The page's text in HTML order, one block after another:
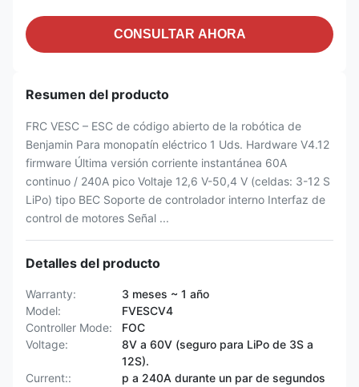
CONSULTAR AHORA
Resumen del producto
FRC VESC – ESC de código abierto de la robótica de
Benjamin Para monopatín eléctrico 1 Uds. Hardware V4.12
firmware Última versión corriente instantánea 60A
continuo / 240A pico Voltaje 12,6 V-50,4 V (celdas: 3-12 S
LiPo) tipo BEC Soporte de controlador interno Interfaz de
control de motores Señal ...
Detalles del producto
Warranty:
3 meses ~ 1 año
Model:
FVESCV4
Controller Mode:
FOC
Voltage:
8V a 60V (seguro para LiPo de 3S a
12S).
Current::
p a 240A durante un par de segundos